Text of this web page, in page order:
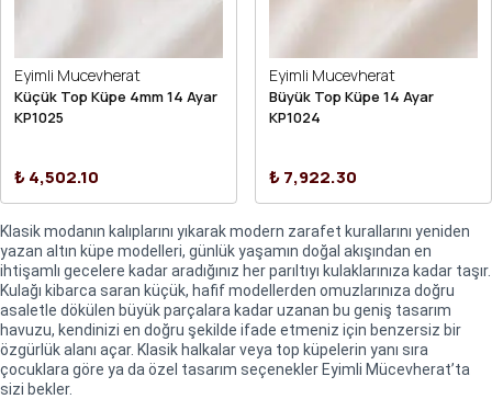
Eyimli Mucevherat
Küçük Top Küpe 4mm 14 Ayar
KP1025
₺ 4,502.10
Eyimli Mucevherat
Büyük Top Küpe 14 Ayar
KP1024
₺ 7,922.30
Klasik modanın kalıplarını yıkarak modern zarafet kurallarını yeniden
yazan altın küpe modelleri, günlük yaşamın doğal akışından en
ihtişamlı gecelere kadar aradığınız her parıltıyı kulaklarınıza kadar taşır.
Kulağı kibarca saran küçük, hafif modellerden omuzlarınıza doğru
asaletle dökülen büyük parçalara kadar uzanan bu geniş tasarım
havuzu, kendinizi en doğru şekilde ifade etmeniz için benzersiz bir
özgürlük alanı açar. Klasik halkalar veya top küpelerin yanı sıra
çocuklara göre ya da özel tasarım seçenekler Eyimli Mücevherat’ta
sizi bekler.